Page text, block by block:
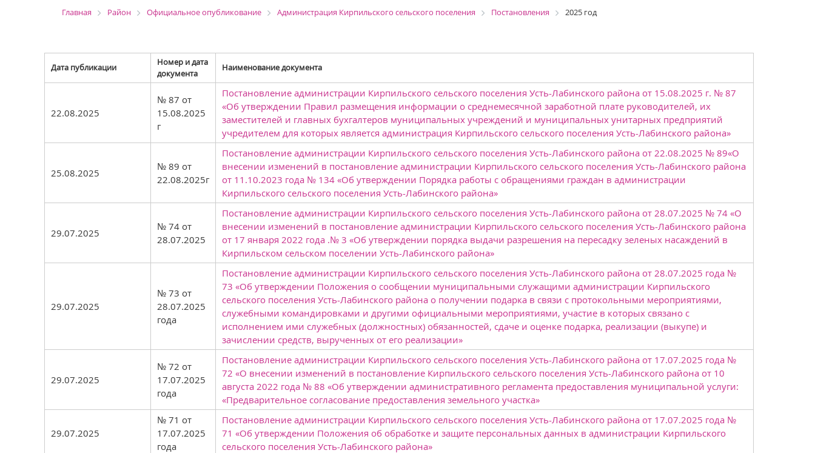
Главная Район Официальное опубликование Администрация Кирпильского сельского поселения Постановления 2025 год
Дата публикации
Номер и дата
документа
Наименование документа
22.08.2025
№ 87 от
15.08.2025
г
Постановление администрации Кирпильского сельского поселения Усть-Лабинского района от 15.08.2025 г. № 87
«Об утверждении Правил размещения информации о среднемесячной заработной плате руководителей, их
заместителей и главных бухгалтеров муниципальных учреждений и муниципальных унитарных предприятий
учредителем для которых является администрация Кирпильского сельского поселения Усть-Лабинского района»
25.08.2025
№ 89 от
22.08.2025г
Постановление администрации Кирпильского сельского поселения Усть-Лабинского района от 22.08.2025 № 89«О
внесении изменений в постановление администрации Кирпильского сельского поселения Усть-Лабинского района
от 11.10.2023 года № 134 «Об утверждении Порядка работы с обращениями граждан в администрации
Кирпильского сельского поселения Усть-Лабинского района»
29.07.2025
№ 74 от
28.07.2025
Постановление администрации Кирпильского сельского поселения Усть-Лабинского района от 28.07.2025 № 74 «О
внесении изменений в постановление администрации Кирпильского сельского поселения Усть-Лабинского района
от 17 января 2022 года .№ 3 «Об утверждении порядка выдачи разрешения на пересадку зеленых насаждений в
Кирпильском сельском поселении Усть-Лабинского района»
29.07.2025
№ 73 от
28.07.2025
года
Постановление администрации Кирпильского сельского поселения Усть-Лабинского района от 28.07.2025 года №
73 «Об утверждении Положения о сообщении муниципальными служащими администрации Кирпильского
сельского поселения Усть-Лабинского района о получении подарка в связи с протокольными мероприятиями,
служебными командировками и другими официальными мероприятиями, участие в которых связано с
исполнением ими служебных (должностных) обязанностей, сдаче и оценке подарка, реализации (выкупе) и
зачислении средств, вырученных от его реализации»
29.07.2025
№ 72 от
17.07.2025
года
Постановление администрации Кирпильского сельского поселения Усть-Лабинского района от 17.07.2025 года №
72 «О внесении изменений в постановление Кирпильского сельского поселения Усть-Лабинского района от 10
августа 2022 года № 88 «Об утверждении административного регламента предоставления муниципальной услуги:
«Предварительное согласование предоставления земельного участка»
29.07.2025
№ 71 от
17.07.2025
года
Постановление администрации Кирпильского сельского поселения Усть-Лабинского района от 17.07.2025 года №
71 «Об утверждении Положения об обработке и защите персональных данных в администрации Кирпильского
сельского поселения Усть-Лабинского района»